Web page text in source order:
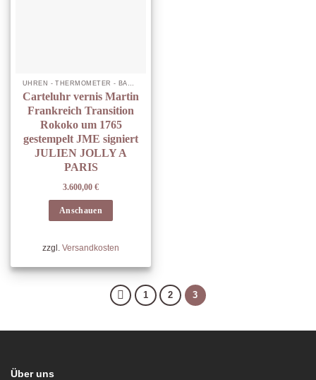
UHREN - THERMOMETER - BAROMETER
Carteluhr vernis Martin
Frankreich Transition
Rokoko um 1765
gestempelt JME signiert
JULIEN JOLLY A
PARIS
3.600,00 €
Anschauen
zzgl. Versandkosten
1 2 3
Über uns